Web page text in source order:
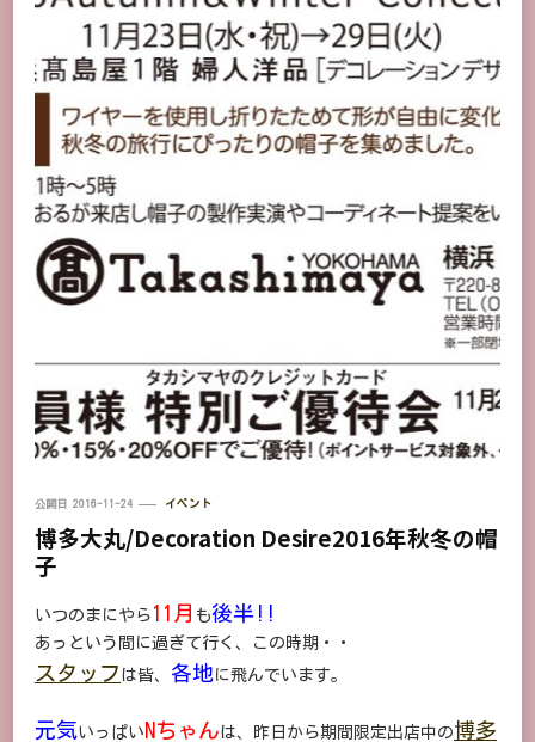
公開日 2016-11-24 イベント
博多大丸/Decoration Desire2016年秋冬の帽
子
いつのまにやら 11月 も後半!!
あっという間に過ぎて行く、この時期・・
スタッフ は皆、 各地 に飛んでいます。
元気いっぱい Nちゃんは、昨日から期間限定出店中の博多